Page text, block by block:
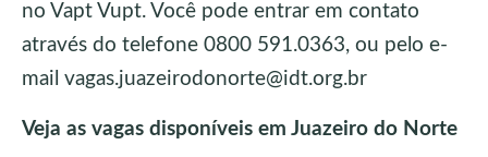
no Vapt Vupt. Você pode entrar em contato
através do telefone 0800 591.0363, ou pelo e-
mail vagas.juazeirodonorte@idt.org.br
Veja as vagas disponíveis em Juazeiro do Norte